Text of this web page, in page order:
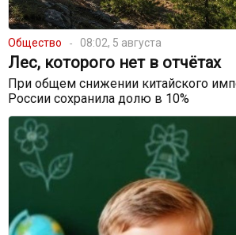
Общество 08:02, 5 августа
Лес, которого нет в отчётах
При общем снижении китайского
России сохранила долю в 10%